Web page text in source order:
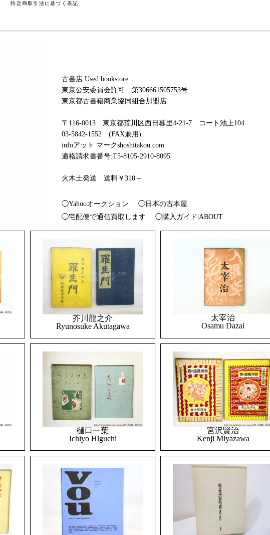
特定商取引法に基づく表記
古書店 Used bookstore
東京公安委員会許可 第306661505753号
東京都古書籍商業協同組合加盟店
〒116-0013 東京都荒川区西日暮里4-21-7 コート池上104
03-5842-1552 (FAX兼用)
infoアット マークshoshitakou.com
適格請求書番号:T5-8105-2910-8095
火木土発送 送料￥310～
◯Yahooオークション
◯日本の古本屋
◯宅配便で通信買取します
◯購入ガイド|ABOUT
芥川龍之介
Ryunosuke Akutagawa
太宰治
Osamu Dazai
樋口一葉
Ichiyo Higuchi
宮沢賢治
Kenji Miyazawa